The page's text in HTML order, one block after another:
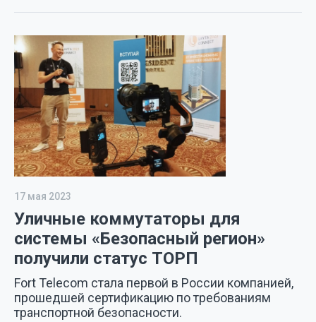
17 мая 2023
Уличные коммутаторы для
системы «Безопасный регион»
получили статус ТОРП
Fort Telecom стала первой в России компанией,
прошедшей сертификацию по требованиям
транспортной безопасности.